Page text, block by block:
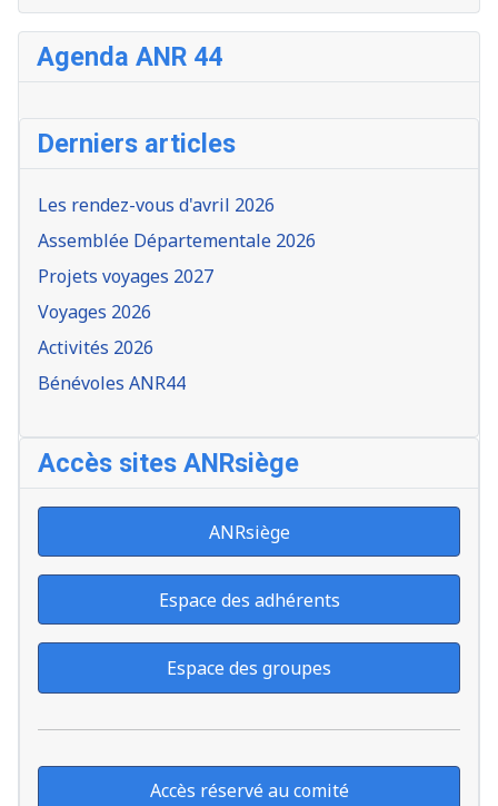
Agenda ANR 44
Derniers articles
Les rendez-vous d'avril 2026
Assemblée Départementale 2026
Projets voyages 2027
Voyages 2026
Activités 2026
Bénévoles ANR44
Accès sites ANRsiège
ANRsiège
Espace des adhérents
Espace des groupes
Accès réservé au comité